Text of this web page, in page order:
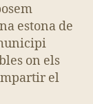
estona de
on els
el